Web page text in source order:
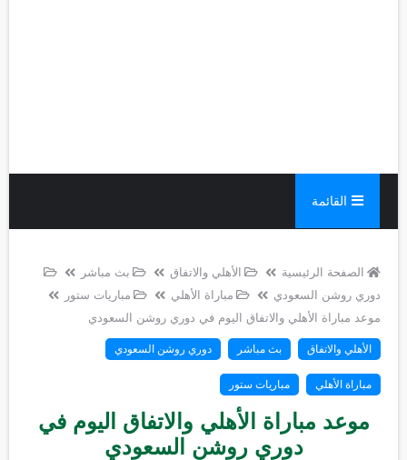
القائمة
الصفحة الرئيسية الأهلي والاتفاق
بث مباشر
دوري روشن السعودي
مباراة الأهلي
مباريات ستور
موعد مباراة الأهلي والاتفاق اليوم في دوري روشن السعودي
الأهلي والاتفاق بث مباشر دوري روشن السعودي
مباراة الأهلي مباريات ستور
موعد مباراة الأهلي والاتفاق اليوم في
دوري روشن السعودي